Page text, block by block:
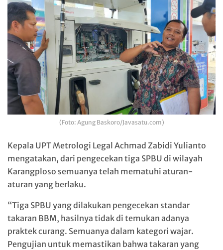
(Foto: Agung Baskoro/Javasatu.com)
Kepala UPT Metrologi Legal Achmad Zabidi Yulianto
mengatakan, dari pengecekan tiga SPBU di wilayah
Karangploso semuanya telah mematuhi aturan-
aturan yang berlaku.
“Tiga SPBU yang dilakukan pengecekan standar
takaran BBM, hasilnya tidak di temukan adanya
praktek curang. Semuanya dalam kategori wajar.
Pengujian untuk memastikan bahwa takaran yang